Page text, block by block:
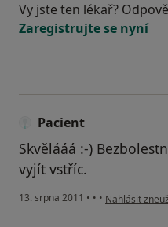
Vy jste ten lékař?
Zaregistrujte se nyní
Pacient
Skvělááá :-)
vyjít vstříc.
13. srpna 2011 • • • podle názoru
Nahlásit